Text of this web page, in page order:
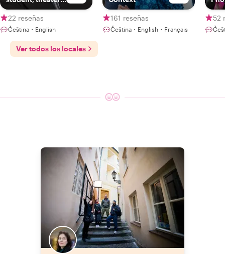
actress and
family person
22 reseñas
Čeština・English
161 reseñas
Čeština・English・Français
52
Ver todos los locales